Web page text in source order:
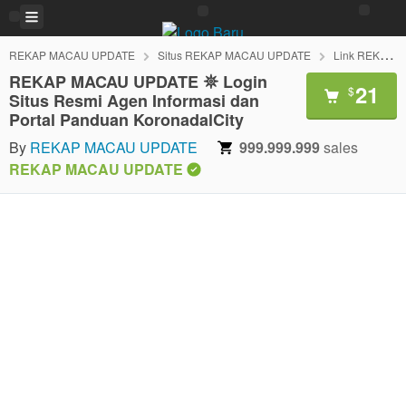
REKAP MACAU UPDATE Situs REKAP MACAU UPDATE Link REKAP MACAU UPDATE
REKAP MACAU UPDATE 𖤓 Login
Situs Resmi Agen Informasi dan
Portal Panduan KoronadalCity
$21
By REKAP MACAU UPDATE 999.999.999sales
REKAP MACAU UPDATE